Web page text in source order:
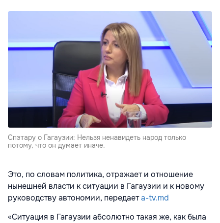
Спэтару о Гагаузии: Нельзя ненавидеть народ только
потому, что он думает иначе.
Это, по словам политика, отражает и отношение
нынешней власти к ситуации в Гагаузии и к новому
руководству автономии, передаетa-tv.md
«Ситуация в Гагаузии абсолютно такая же, как была